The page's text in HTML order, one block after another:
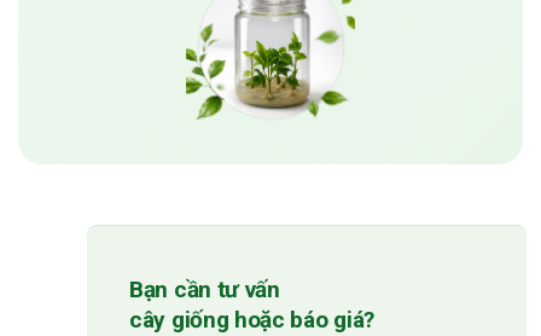
Bạn cần tư vấn
cây giống hoặc báo giá?